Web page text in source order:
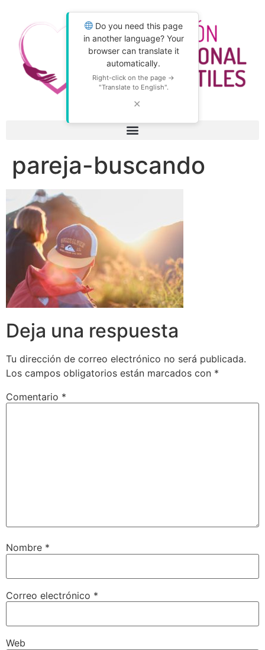
Do you need this page
in another language? Your
browser can translate it
automatically.
Right-click on the page →
"Translate to English".
✕
pareja-buscando
Deja una respuesta
Tu dirección de correo electrónico no será publicada.
Los campos obligatorios están marcados con *
Comentario *
Nombre *
Correo electrónico *
Web